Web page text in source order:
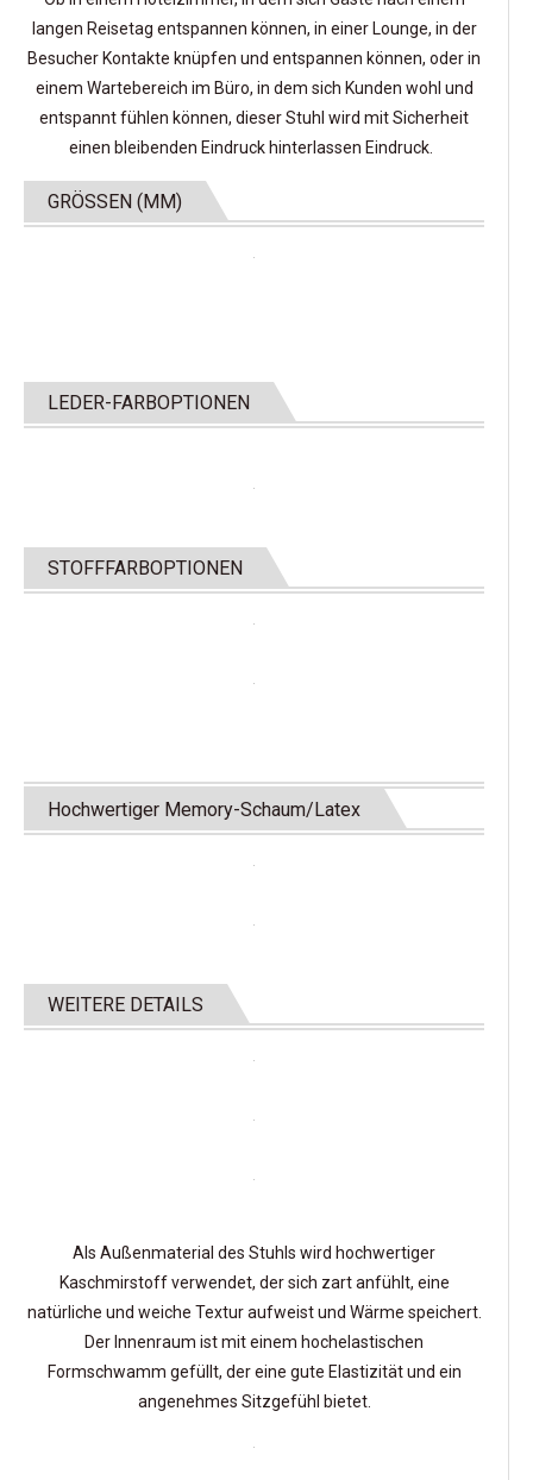
langen Reisetag entspannen können, in einer Lounge, in der
Besucher Kontakte knüpfen und entspannen können, oder in
einem Wartebereich im Büro, in dem sich Kunden wohl und
entspannt fühlen können, dieser Stuhl wird mit Sicherheit
einen bleibenden Eindruck hinterlassen Eindruck.
GRÖSSEN (MM)
LEDER-FARBOPTIONEN
STOFFFARBOPTIONEN
Hochwertiger Memory-Schaum/Latex
WEITERE DETAILS
Als Außenmaterial des Stuhls wird hochwertiger
Kaschmirstoff verwendet, der sich zart anfühlt, eine
natürliche und weiche Textur aufweist und Wärme speichert.
Der Innenraum ist mit einem hochelastischen
Formschwamm gefüllt, der eine gute Elastizität und ein
angenehmes Sitzgefühl bietet.